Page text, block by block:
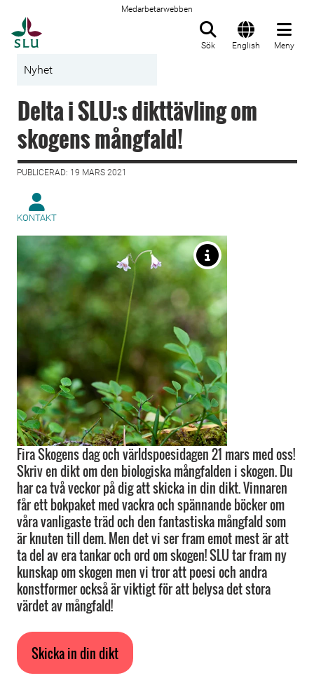
Medarbetarwebben
Sök English Meny
Nyhet
Delta i SLU:s dikttävling om
skogens mångfald!
PUBLICERAD: 19 MARS 2021
KONTAKT
Fira Skogens dag och världspoesidagen 21 mars med oss!
Skriv en dikt om den biologiska mångfalden i skogen. Du
har ca två veckor på dig att skicka in din dikt. Vinnaren
får ett bokpaket med vackra och spännande böcker om
våra vanligaste träd och den fantastiska mångfald som
är knuten till dem. Men det vi ser fram emot mest är att
ta del av era tankar och ord om skogen! SLU tar fram ny
kunskap om skogen men vi tror att poesi och andra
konstformer också är viktigt för att belysa det stora
värdet av mångfald!
Skicka in din dikt